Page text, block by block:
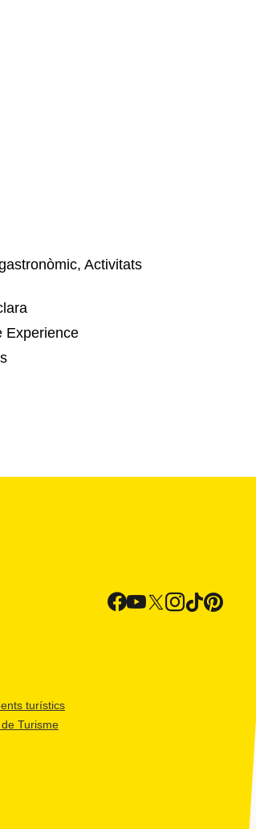
Activitats
Experience
turístics
Turisme